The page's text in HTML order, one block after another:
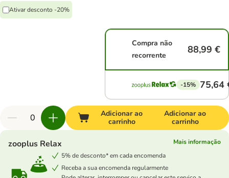
Ativar desconto -20%
Compra não
recorrente
88,99 €
-15% 75,64
Adicionar ao
carrinho
Adicionar ao
carrinho
zooplus Relax
Mais informação
5% de desconto* em cada encomenda
Receba a sua encomenda regularmente